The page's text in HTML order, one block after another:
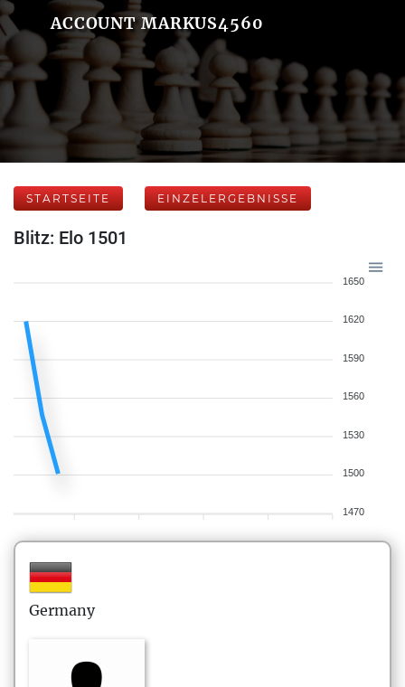
ACCOUNT MARKUS4560
STARTSEITE EINZELERGEBNISSE
Blitz: Elo 1501
1650
1620
1590
1560
1530
1500
1470
Germany